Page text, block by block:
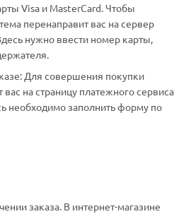
Visa и MasterCard. Чтобы
перенаправит вас на сервер
нужно ввести номер карты,
Для совершения покупки
на страницу платежного сервиса
необходимо заполнить форму по
заказа. В интернет-магазине